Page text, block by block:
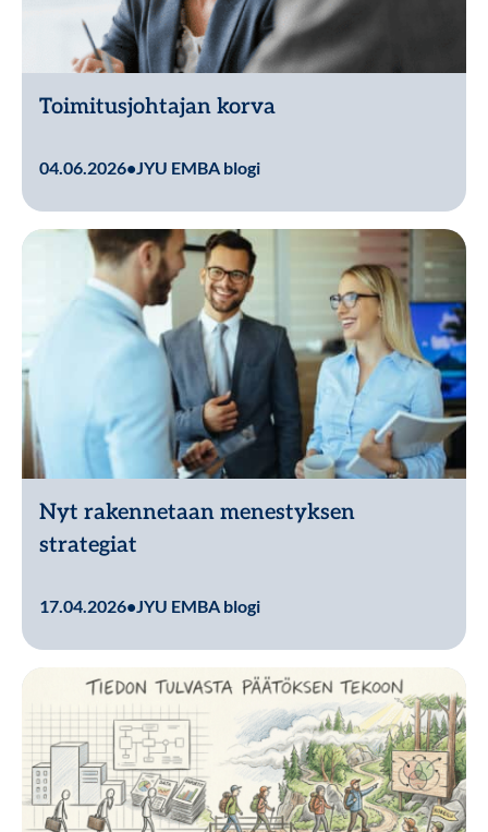
Toimitusjohtajan korva
04.06.2026• JYU EMBA blogi
Nyt rakennetaan menestyksen
strategiat
17.04.2026•JYU EMBA blogi